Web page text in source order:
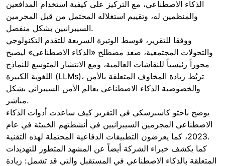
الذكاء الاصطناعي، مع التركيز على كيفية استخدام المدافعين
والمنظمين له، وتقييم استغلاله المحتمل من قبل المجرمين
السيبرانيين بشكل منفصل.
ووفقا للتقرير، فوسط الوتيرة السريعة للتقدم التكنولوجي
والتحولات المجتمعية، صعد مصطلح «الذكاء الاصطناعي» ليصبح
محوراً رئيسياً للنقاشات العالمية، ومع الانتشار المتوسع للنماذج
اللغوية الكبيرة (LLMs)، تربُط زيادة المخاوف المتعلقة بالأمن
والخصوصية الذكاء الاصطناعي بعالم الأمن السيبراني بشكل
مباشر.
يوضح باحثو كاسبرسكي في التقرير كيف ساعدت أدوات الذكاء
الاصطناعي المجرمين السيبرانيين في أنشطتهم الخبيثة في عام
2023، كما يعرضون التطبيقات الدفاعية المحتملة لهذه التقنية.
كما يكشف خبراء الشركة أيضاً عن المشهد المتطور للتهديدات
المتعلقة بالذكاء الاصطناعي في المستقبل والتي قد تشمل: زيادة